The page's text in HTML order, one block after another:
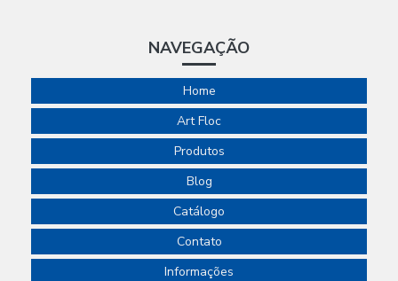
NAVEGAÇÃO
Home
Art Floc
Produtos
Blog
Catálogo
Contato
Informações